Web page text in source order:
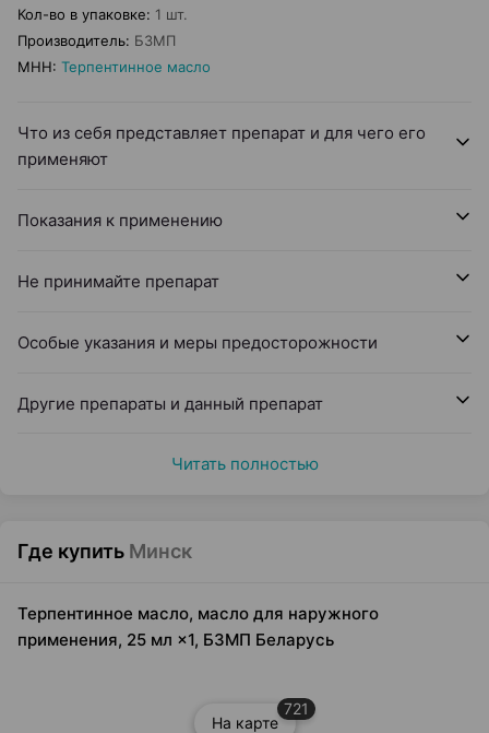
Кол-во в упаковке: 1 шт.
Производитель: БЗМП
МНН: Терпентинное масло
Что из себя представляет препарат и для чего его
применяют
Показания к применению
Не принимайте препарат
Особые указания и меры предосторожности
Другие препараты и данный препарат
Читать полностью
Где купить Минск
Терпентинное масло, масло для наружного
применения, 25 мл ×1, БЗМП Беларусь
На карте
721